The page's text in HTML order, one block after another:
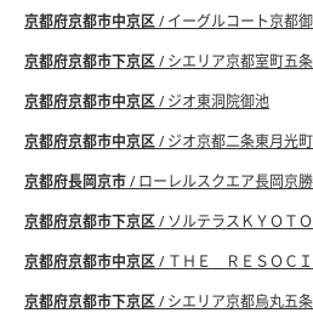
京都府京都市中京区/ イーグルコート京都
京都府京都市下京区/ シエリア京都室町五条
京都府京都市中京区/ ジオ東洞院御池
京都府京都市中京区/ ジオ京都二条東月光町
京都府長岡京市/ ローレルスクエア長岡京
京都府京都市下京区/ ソルテラスＫＹＯＴ
京都府京都市中京区/ ＴＨＥ ＲＥＳＯＣ
京都府京都市下京区/ シエリア京都烏丸五条